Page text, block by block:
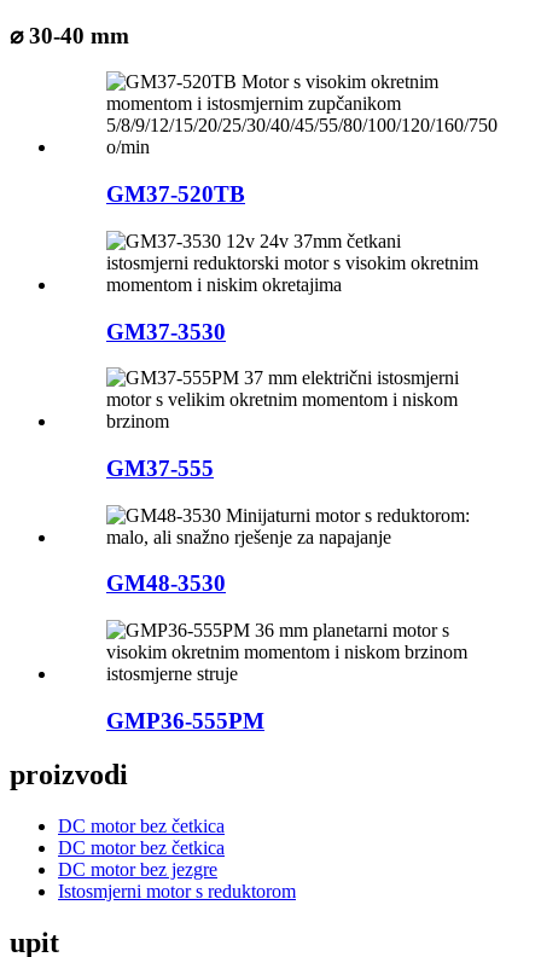
⌀ 30-40 mm
GM37-520TB
GM37-3530
GM37-555
GM48-3530
GMP36-555PM
proizvodi
DC motor bez četkica
DC motor bez četkica
DC motor bez jezgre
Istosmjerni motor s reduktorom
upit